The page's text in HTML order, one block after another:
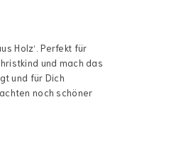
Holz‘. Perfekt für
und mach das
und für Dich
noch schöner